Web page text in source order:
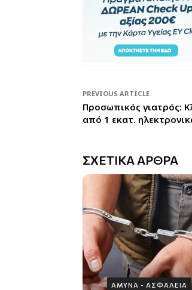
PREVIOUS ARTICLE
Προσωπικός γιατρός:
από 1 εκατ.
ΣΧΕΤΙΚΑ ΑΡΘΡΑ
ΑΜΥΝΑ - ΑΣΦΑΛΕΙΑ